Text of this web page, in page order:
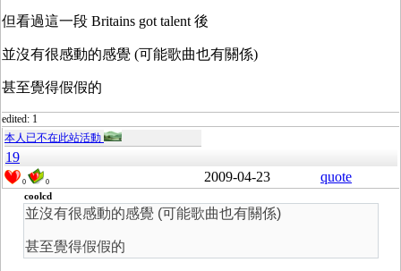
但看過這一段 Britains got talent 後
並沒有很感動的感覺 (可能歌曲也有關係)
甚至覺得假假的
edited: 1
本人已不在此站活動
19
0 0 2009-04-23 quote
coolcd
並沒有很感動的感覺 (可能歌曲也有關係)
甚至覺得假假的